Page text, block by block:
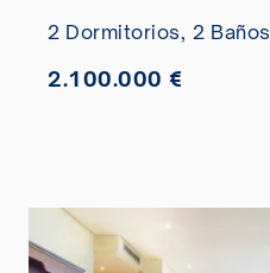
2 Dormitorios, 2
2.100.000 €